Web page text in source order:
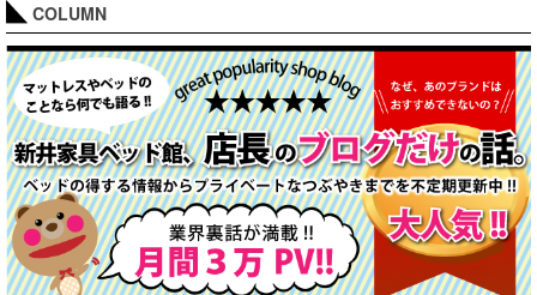
COLUMN